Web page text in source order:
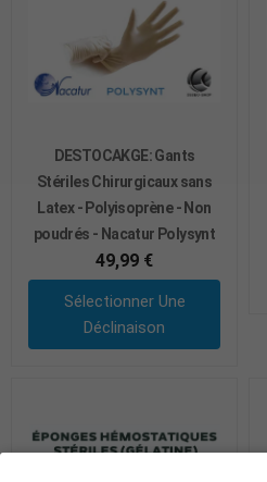
DESTOCAKGE: Gants
Stériles Chirurgicaux sans
Latex - Polyisoprène - Non
poudrés - Nacatur Polysynt
49,99 €
Sélectionner Une
Déclinaison